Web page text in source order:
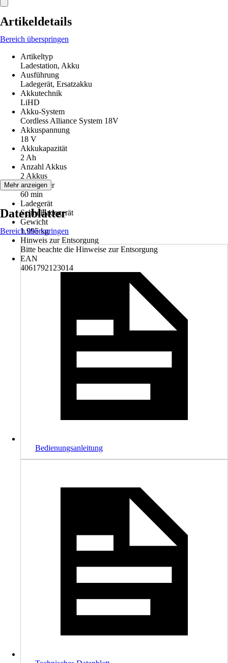
Artikeldetails
Bereich überspringen
Artikeltyp
Ladestation, Akku
Ausführung
Ladegerät, Ersatzakku
Akkutechnik
LiHD
Akku-System
Cordless Alliance System 18V
Akkuspannung
18 V
Akkukapazität
2 Ah
Anzahl Akkus
2 Akkus
Ladedauer
60 min
Ladegerät
Schnellladegerät
Gewicht
1,995 kg
Hinweis zur Entsorgung
Bitte beachte die Hinweise zur Entsorgung
EAN
4061792123014
Mehr anzeigen
Datenblätter
Bereich überspringen
Bedienungsanleitung